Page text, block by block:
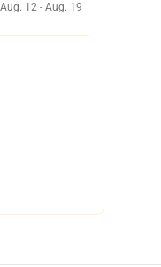
Aug. 12 - Aug. 19